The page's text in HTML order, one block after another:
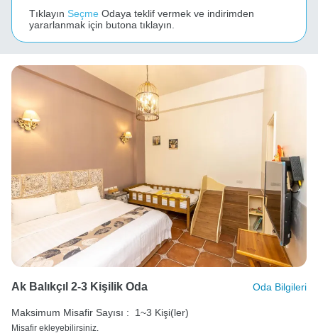
Tıklayın Seçme Odaya teklif vermek ve indirimden
yararlanmak için butona tıklayın.
Ak Balıkçıl 2-3 Kişilik Oda Oda Bilgileri
Maksimum Misafir Sayısı : 1~3 Kişi(ler)
Misafir ekleyebilirsiniz.